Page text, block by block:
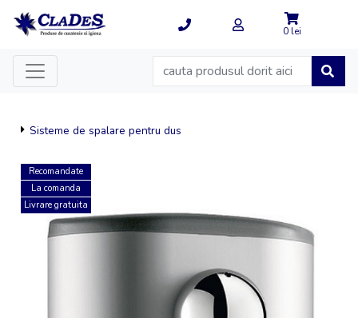
0 lei
Sisteme de spalare pentru dus
Recomandate
La comanda
Livrare gratuita